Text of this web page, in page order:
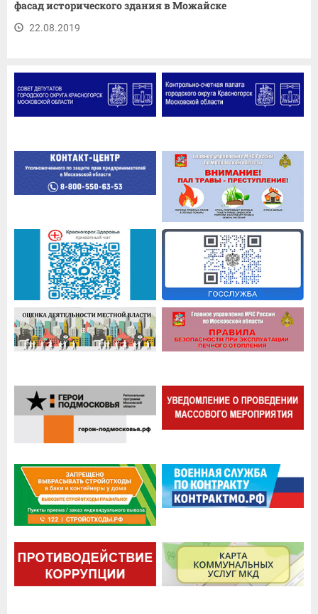
фасад исторического здания в Можайске
22.08.2019